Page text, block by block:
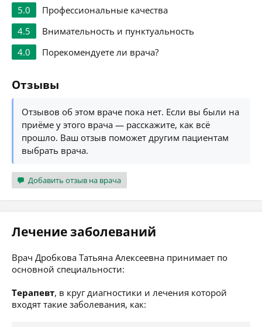
5.0
Профессиональные качества
4.5
Внимательность и пунктуальность
4.0
Порекомендуете ли врача?
Отзывы
Отзывов об этом враче пока нет. Если вы были на
приёме у этого врача — расскажите, как всё
прошло. Ваш отзыв поможет другим пациентам
выбрать врача.
Добавить отзыв на врача
Лечение заболеваний
Врач Дробкова Татьяна Алексеевна принимает по
основной специальности:
Терапевт, в круг диагностики и лечения которой
входят такие заболевания, как: